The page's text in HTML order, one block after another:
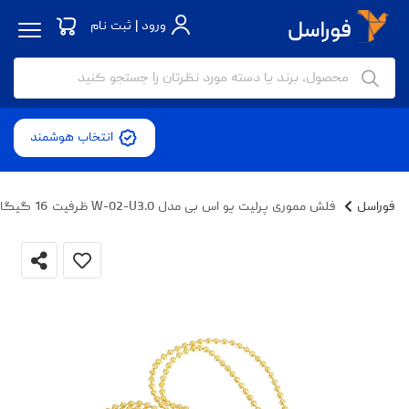
ورود | ثبت نام
انتخاب هوشمند
فوراسل فلش مموری پرلیت یو اس بی مدل W-02-U3.0 ظرفیت 16 گیگابایت